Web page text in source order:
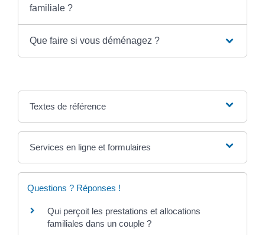
familiale ?
Que faire si vous déménagez ?
Textes de référence
Services en ligne et formulaires
Questions ? Réponses !
Qui perçoit les prestations et allocations
familiales dans un couple ?